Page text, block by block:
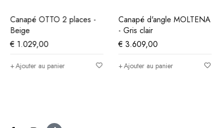
Canapé OTTO 2 places -
Beige
€ 1.029,00
Ajouter au panier
Canapé d'angle MOLTENA
- Gris clair
€ 3.609,00
Ajouter au panier